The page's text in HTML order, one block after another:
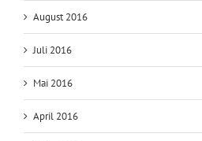
August 2016
Juli 2016
Mai 2016
April 2016